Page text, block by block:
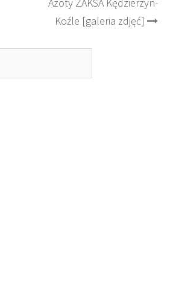
Koźle [galeria zdjęć]